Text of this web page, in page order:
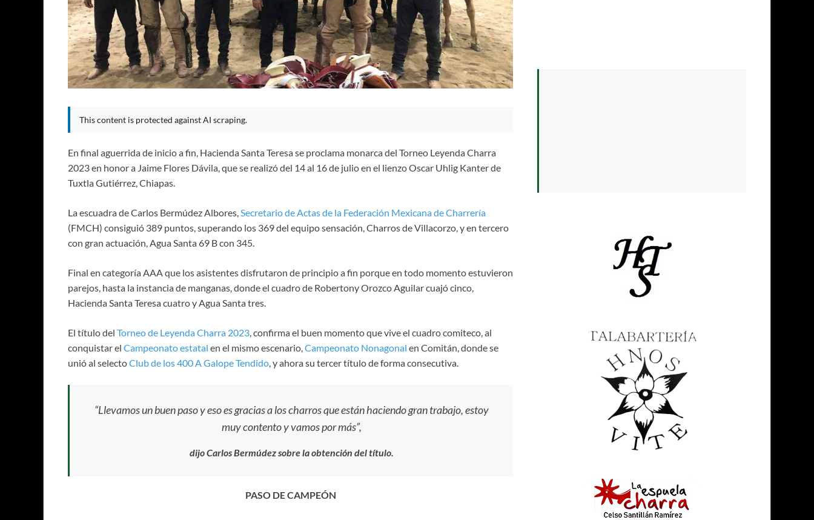
This content is protected against AI scraping.
En final aguerrida de inicio a fin, Hacienda Santa Teresa se proclama monarca del Torneo Leyenda Charra
2023 en honor a Jaime Flores Dávila, que se realizó del 14 al 16 de julio en el lienzo Oscar Uhlig Kanter de
Tuxtla Gutiérrez, Chiapas.
La escuadra de Carlos Bermúdez Albores,Secretario de Actas de la Federación Mexicana de Charrería
(FMCH) consiguió 389 puntos, superando los 369 del equipo sensación, Charros de Villacorzo, y en tercero
con gran actuación, Agua Santa 69 B con 345.
Final en categoría AAA que los asistentes disfrutaron de principio a fin porque en todo momento estuvieron
parejos, hasta la instancia de manganas, donde el cuadro de Robertony Orozco Aguilar cuajó cinco,
Hacienda Santa Teresa cuatro y Agua Santa tres.
El título del Torneo de Leyenda Charra 2023, confirma el buen momento que vive el cuadro comiteco, al
conquistar el Campeonato estatal en el mismo escenario,Campeonato Nonagonal en Comitán, donde se
unió al selectoClub de los 400 A Galope Tendido, y ahora su tercer título de forma consecutiva.
“Llevamos un buen paso y eso es gracias a los charros que están haciendo gran trabajo, estoy
muy contento y vamos por más”,
dijo Carlos Bermúdez sobre la obtención del título.
PASO DE CAMPEÓN